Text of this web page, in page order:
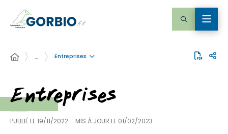
… Entreprises
Entreprises
PUBLIÉ LE19/11/2022 – MIS À JOUR LE 01/02/2023